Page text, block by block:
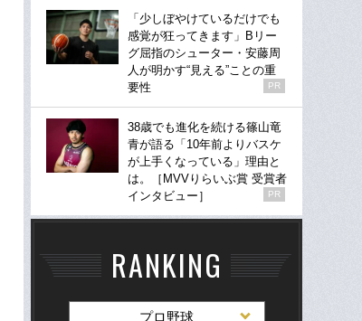
「少しぼやけているだけでも
感覚が狂ってきます」Bリー
グ屈指のシューター・安藤周
人が明かす“見える”ことの重
要性
PR
38歳でも進化を続ける篠山竜
青が語る「10年前よりバスケ
が上手くなっている」理由と
は。［MVVりらいぶ賞 受賞者
インタビュー］
PR
RANKING
プロ野球